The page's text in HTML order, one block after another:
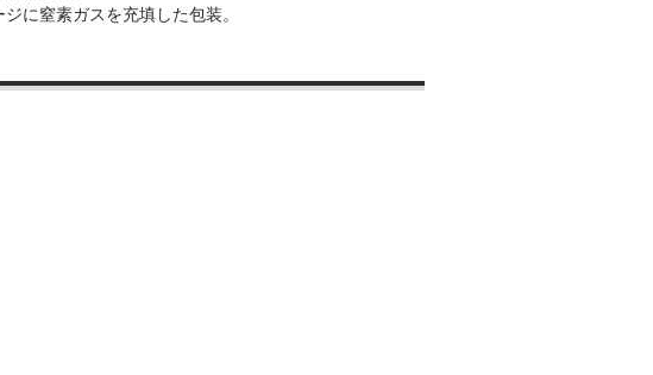
に窒素ガスを充填した包装。